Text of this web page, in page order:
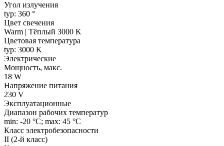
Угол излучения
typ: 360 °
Цвет свечения
Warm | Тёплый 3000 K
Цветовая температура
typ: 3000 K
Электрические
Мощность, макс.
18 W
Напряжение питания
230 V
Эксплуатационные
Диапазон рабочих температур
min: -20 °C; max: 45 °C
Класс электробезопасности
II (2-й класс)